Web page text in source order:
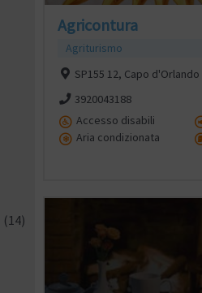
(14)
Agricontura
Agriturismo
SP155 12, Capo d'Orlando
3920043188
Accesso disabili
Aria condizionata